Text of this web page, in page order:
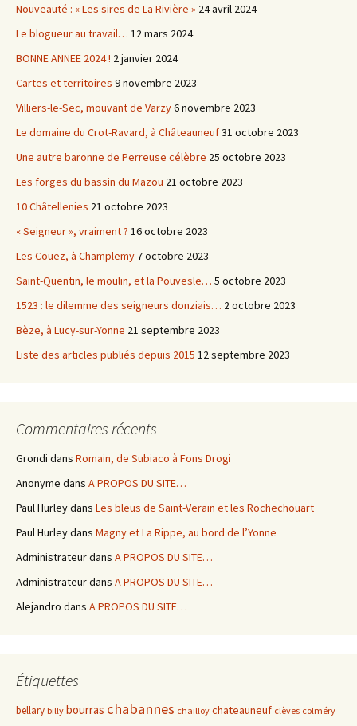
Nouveauté : « Les sires de La Rivière » 24 avril 2024
Le blogueur au travail… 12 mars 2024
BONNE ANNEE 2024 ! 2 janvier 2024
Cartes et territoires 9 novembre 2023
Villiers-le-Sec, mouvant de Varzy6 novembre 2023
Le domaine du Crot-Ravard, à Châteauneuf31 octobre 2023
Une autre baronne de Perreuse célèbre 25 octobre 2023
Les forges du bassin du Mazou 21 octobre 2023
10 Châtellenies 21 octobre 2023
« Seigneur », vraiment ? 16 octobre 2023
Les Couez, à Champlemy 7 octobre 2023
Saint-Quentin, le moulin, et la Pouvesle… 5 octobre 2023
1523 : le dilemme des seigneurs donziais… 2 octobre 2023
Bèze, à Lucy-sur-Yonne 21 septembre 2023
Liste des articles publiés depuis 2015 12 septembre 2023
Commentaires récents
Grondi dans Romain, de Subiaco à Fons Drogi
Anonyme dans A PROPOS DU SITE…
Paul Hurleydans Les bleus de Saint-Verain et les Rochechouart
Paul Hurleydans Magny et La Rippe, au bord de l’Yonne
Administrateurdans A PROPOS DU SITE…
Administrateurdans A PROPOS DU SITE…
Alejandro dans A PROPOS DU SITE…
Étiquettes
bellary billy bourras chabannes chailloy chateauneuf clèves colméry